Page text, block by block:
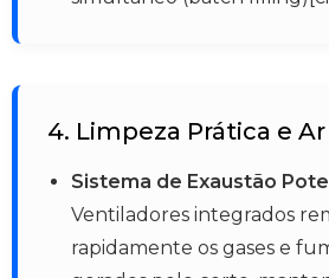
4. Limpeza Prática e
Sistema de Exaustão
Ventiladores integrados
rapidamente os gases e